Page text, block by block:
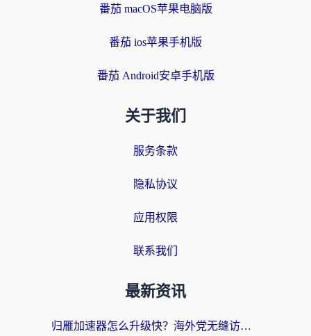
番茄 macOS苹果电脑版
番茄 ios苹果手机版
番茄 Android安卓手机版
关于我们
服务条款
隐私协议
应用权限
联系我们
最新资讯
归雁加速器怎么升级快？海外党无缝访问国内资源的全攻略（附免费VPN推荐Dcard热门款）